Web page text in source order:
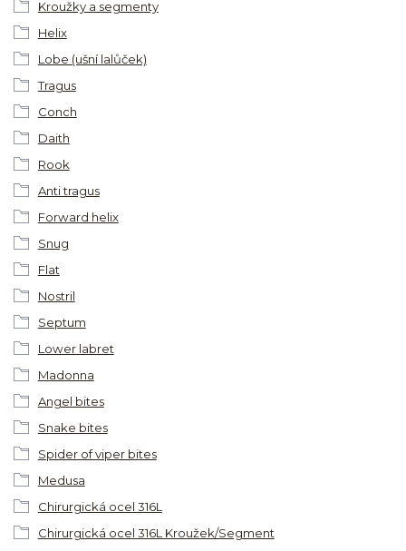
Kroužky a segmenty
Helix
Lobe (ušní lalůček)
Tragus
Conch
Daith
Rook
Anti tragus
Forward helix
Snug
Flat
Nostril
Septum
Lower labret
Madonna
Angel bites
Snake bites
Spider of viper bites
Medusa
Chirurgická ocel 316L
Chirurgická ocel 316L Kroužek/Segment